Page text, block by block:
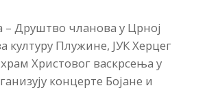
– Друштво чланова у Црној
културу Плужине, ЈУК Херцег
Христовог васкрсења у
концерте Боjане и